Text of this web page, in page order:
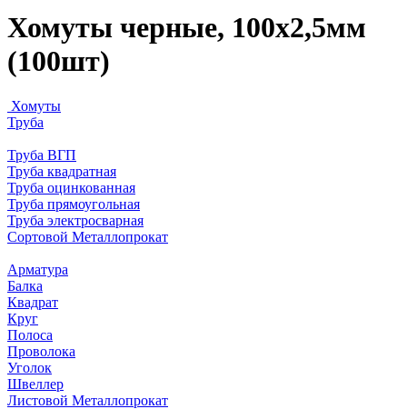
Хомуты черные, 100х2,5мм
(100шт)
Хомуты
Труба
Труба ВГП
Труба квадратная
Труба оцинкованная
Труба прямоугольная
Труба электросварная
Сортовой Металлопрокат
Арматура
Балка
Квадрат
Круг
Полоса
Проволока
Уголок
Швеллер
Листовой Металлопрокат